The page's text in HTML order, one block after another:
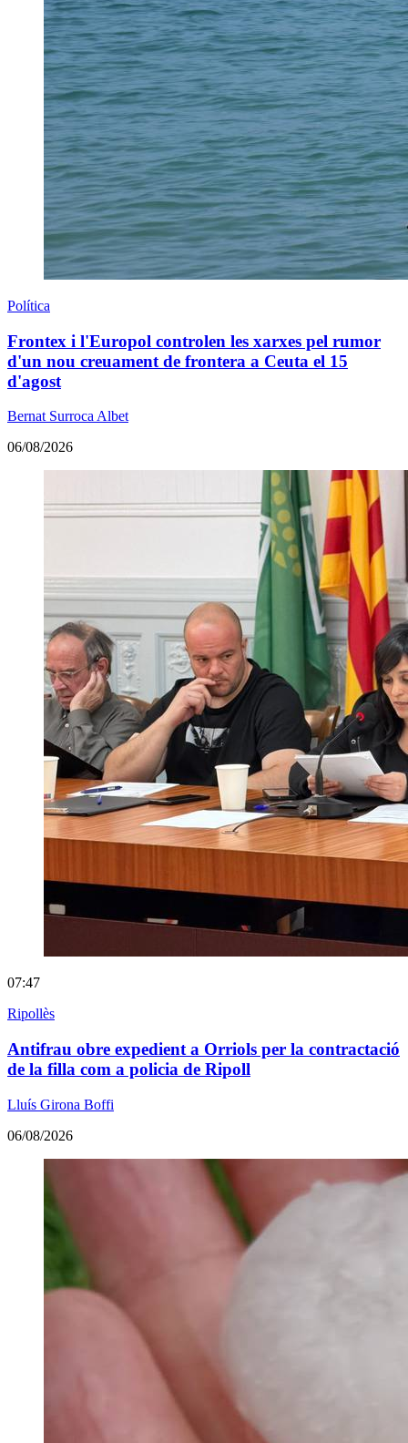
Política
Frontex i l'Europol controlen les xarxes pel rumor
d'un nou creuament de frontera a Ceuta el 15
d'agost
Bernat Surroca Albet
06/08/2026
07:47
Ripollès
Antifrau obre expedient a Orriols per la contractació
de la filla com a policia de Ripoll
Lluís Girona Boffi
06/08/2026